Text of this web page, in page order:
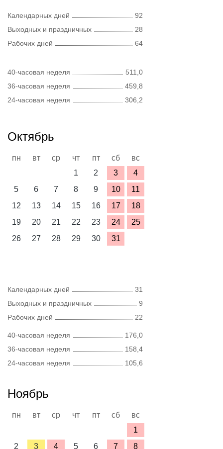
Календарных дней
92
Выходных и праздничных
28
Рабочих дней
64
40-часовая неделя
511,0
36-часовая неделя
459,8
24-часовая неделя
306,2
Октябрь
пн вт ср чт пт сб
вс
1
2 3
4
5
6 7 8 9 10
11
12
13 14 15 16 17
18
19
20 21 22 23 24
25
26
27 28 29 30 31
Календарных дней
31
Выходных и праздничных
9
Рабочих дней
22
40-часовая неделя
176,0
36-часовая неделя
158,4
24-часовая неделя
105,6
Ноябрь
пн вт ср чт пт сб
вс
1
2
3 4 5 6 7 8